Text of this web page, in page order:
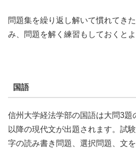
問題集を繰り返し解いて慣れてき
み、問題を解く練習もしておくとよ
国語
信州大学経法学部の国語は大問3題
以降の現代文が出題されます。試
字の読み書き問題、選択問題、文